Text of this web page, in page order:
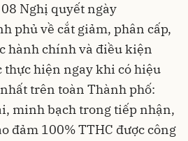
Nghị quyết ngày
phủ về cắt giảm, phân cấp,
hành chính và điều kiện
thực hiện ngay khi có hiệu
trên toàn Thành phố:
minh bạch trong tiếp nhận,
đảm 100% TTHC được công